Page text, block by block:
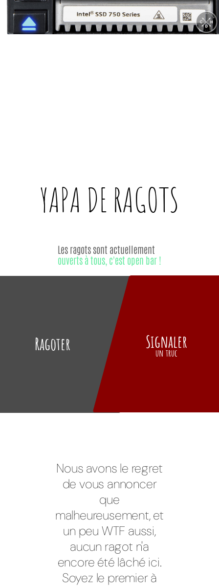
YAPA DE RAGOTS
Ragoter
Les ragots sont actuellement
ouverts à tous, c'est open bar !
Signaler
un truc
Nous avons le regret
de vous annoncer
que
malheureusement, et
un peu WTF aussi,
aucun ragot n'a
encore été lâché ici.
Soyez le premier à